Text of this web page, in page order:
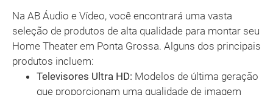
Na AB Áudio e Vídeo, você encontrará uma vasta
seleção de produtos de alta qualidade para montar seu
Home Theater em Ponta Grossa. Alguns dos principais
produtos incluem:
Televisores Ultra HD: Modelos de última geração
que proporcionam uma qualidade de imagem